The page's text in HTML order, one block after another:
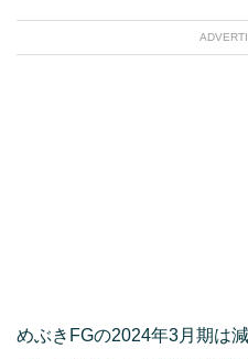
めぶきFGの2024年3月期は